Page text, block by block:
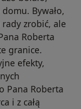
Bywało,
rady zrobić, ale
Roberta
granice.
efekty,
Pana Roberta
i z całą